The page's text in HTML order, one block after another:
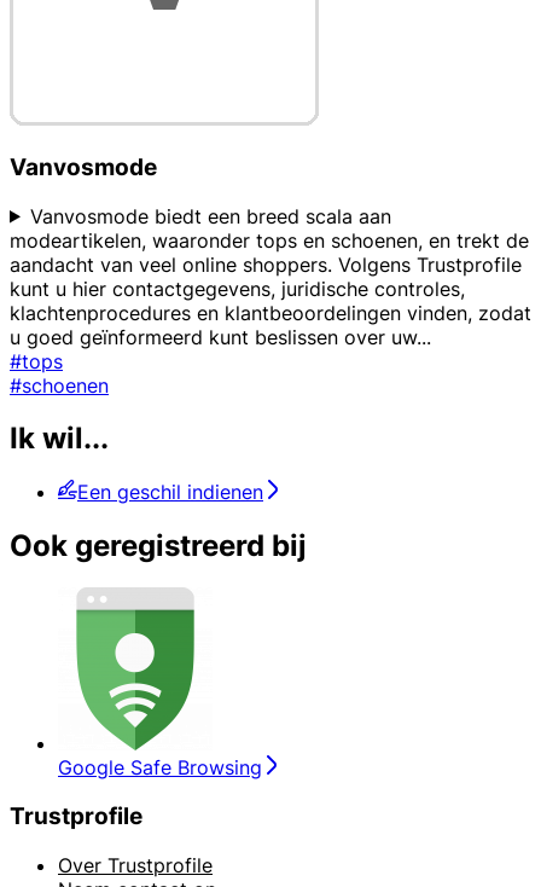
Vanvosmode
Vanvosmode biedt een breed scala aan
modeartikelen, waaronder tops en schoenen, en trekt de
aandacht van veel online shoppers. Volgens Trustprofile
kunt u hier contactgegevens, juridische controles,
klachtenprocedures en klantbeoordelingen vinden, zodat
u goed geïnformeerd kunt beslissen over uw...
#tops
#schoenen
Ik wil...
Een geschil indienen
Ook geregistreerd bij
Google Safe Browsing
Trustprofile
Over Trustprofile